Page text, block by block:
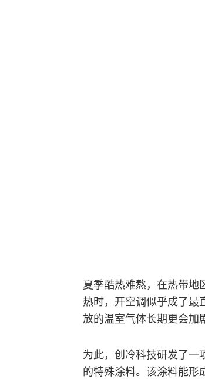
夏季酷热难熬，在热带地
热时，开空调似乎成了最
放的温室气体长期更会加
为此，创冷科技研发了一
的特殊涂料。该涂料能形